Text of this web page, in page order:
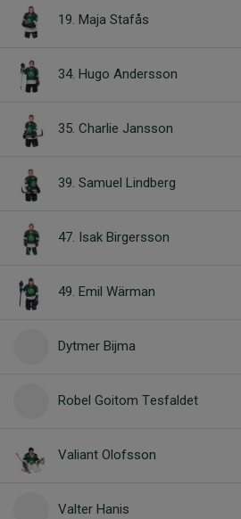
19. Maja Stafås
34. Hugo Andersson
35. Charlie Jansson
39. Samuel Lindberg
47. Isak Birgersson
49. Emil Wärman
Dytmer Bijma
Robel Goitom Tesfaldet
Valiant Olofsson
Valter Hanis